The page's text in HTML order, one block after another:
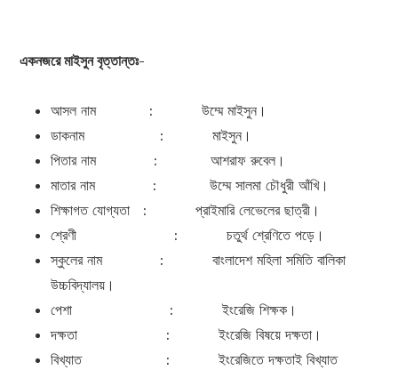
একনজরে মাইসুন বৃত্তান্তঃ-
আসল নাম : উম্মে মাইসুন।
ডাকনাম : মাইসুন।
পিতার নাম : আশরাফ রুবেল।
মাতার নাম : উম্মে সালমা চৌধুরী আঁখি।
শিক্ষাগত যোগ্যতা : প্রাইমারি লেভেলের ছাত্রী।
শ্রেণী : চতুর্থ শ্রেণিতে পড়ে।
স্কুলের নাম : বাংলাদেশ মহিলা সমিতি বালিকা
উচ্চবিদ্যালয়।
পেশা : ইংরেজি শিক্ষক।
দক্ষতা : ইংরেজি বিষয়ে দক্ষতা।
বিখ্যাত : ইংরেজিতে দক্ষতাই বিখ্যাত